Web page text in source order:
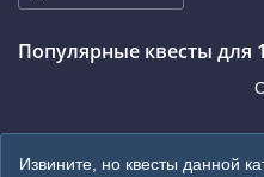
Популярные квесты для
Извините, но квесты данной